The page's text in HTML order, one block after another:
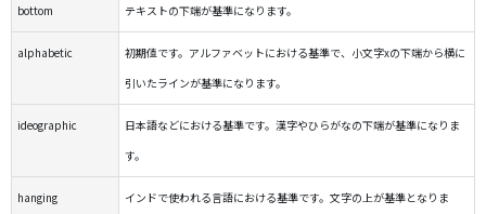
bottom テキストの下端が基準になります。
alphabetic
初期値です。アルファベットにおける基準で、小文字xの下端から横に
引いたラインが基準になります。
ideographic
日本語などにおける基準です。漢字やひらがなの下端が基準になりま
す。
hanging
インドで使われる言語における基準です。文字の上が基準となりま